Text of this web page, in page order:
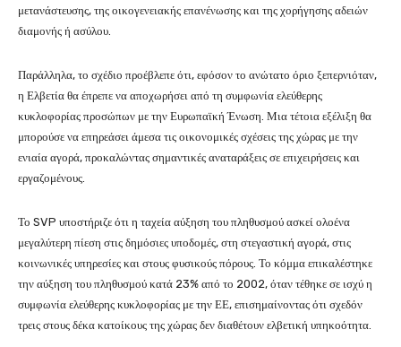
μετανάστευσης, της οικογενειακής επανένωσης και της χορήγησης αδειών
διαμονής ή ασύλου.
Παράλληλα, το σχέδιο προέβλεπε ότι, εφόσον το ανώτατο όριο ξεπερνιόταν,
η Ελβετία θα έπρεπε να αποχωρήσει από τη συμφωνία ελεύθερης
κυκλοφορίας προσώπων με την Ευρωπαϊκή Ένωση. Μια τέτοια εξέλιξη θα
μπορούσε να επηρεάσει άμεσα τις οικονομικές σχέσεις της χώρας με την
ενιαία αγορά, προκαλώντας σημαντικές αναταράξεις σε επιχειρήσεις και
εργαζομένους.
Το SVP υποστήριζε ότι η ταχεία αύξηση του πληθυσμού ασκεί ολοένα
μεγαλύτερη πίεση στις δημόσιες υποδομές, στη στεγαστική αγορά, στις
κοινωνικές υπηρεσίες και στους φυσικούς πόρους. Το κόμμα επικαλέστηκε
την αύξηση του πληθυσμού κατά 23% από το 2002, όταν τέθηκε σε ισχύ η
συμφωνία ελεύθερης κυκλοφορίας με την ΕΕ, επισημαίνοντας ότι σχεδόν
τρεις στους δέκα κατοίκους της χώρας δεν διαθέτουν ελβετική υπηκοότητα.